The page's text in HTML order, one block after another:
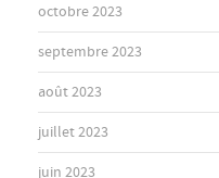
octobre 2023
septembre 2023
août 2023
juillet 2023
juin 2023